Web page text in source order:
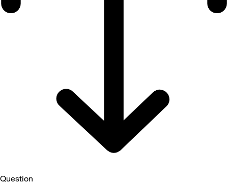
Question